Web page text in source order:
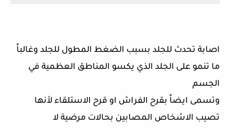
اصابة تحدث للجلد بسبب الضغط المطول للجلد وغالباً
ما تنمو على الجلد الذي يكسو المناطق العظمية في
الجسم
وتسمى ايضاً بقرح الفراش او قرح الاستلقاء لأنها
تصيب الاشخاص المصابين بحالات مرضية لا